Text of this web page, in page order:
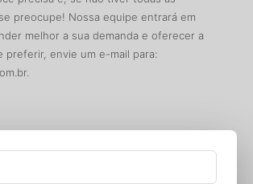
preocupe! Nossa equipe entrará em
melhor a sua demanda e oferecer a
preferir, envie um e-mail para:
.